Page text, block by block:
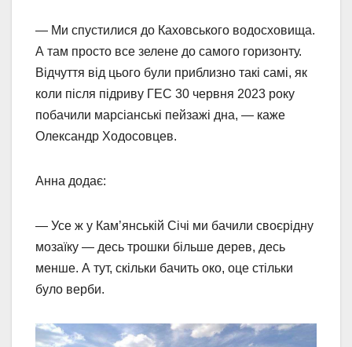
— Ми спустилися до Каховського водосховища.
А там просто все зелене до самого горизонту.
Відчуття від цього були приблизно такі самі, як
коли після підриву ГЕС 30 червня 2023 року
побачили марсіанські пейзажі дна, — каже
Олександр Ходосовцев.
Анна додає:
— Усе ж у Кам’янській Січі ми бачили своєрідну
мозаїку — десь трошки більше дерев, десь
менше. А тут, скільки бачить око, оце стільки
було верби.